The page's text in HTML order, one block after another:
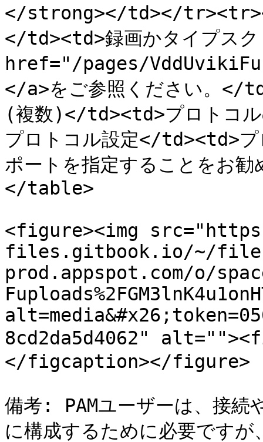
</strong></td></
</td><td>録画かタイプス
href="/pages/
</a>をご参照ください。
(複数)</td><td>プロトコル
プロトコル設定</td><td>プ
ポートを指定することを
</table>
<figure><img
files.gitbook.io/~/
prod.appspot.com/o/
8cd2da5d4062"
</figcaption></figure>
備考: PAMユーザーは、接続
に構成するために必要です